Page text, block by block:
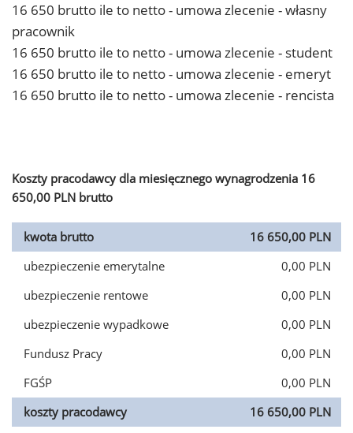
16 650 brutto ile to netto - umowa zlecenie - własny
pracownik
16 650 brutto ile to netto - umowa zlecenie - student
16 650 brutto ile to netto - umowa zlecenie - emeryt
16 650 brutto ile to netto - umowa zlecenie - rencista
Koszty pracodawcy dla miesięcznego wynagrodzenia 16
650,00 PLN brutto
kwota brutto
16 650,00 PLN
ubezpieczenie emerytalne
0,00 PLN
ubezpieczenie rentowe
0,00 PLN
ubezpieczenie wypadkowe
0,00 PLN
Fundusz Pracy
0,00 PLN
FGŚP
0,00 PLN
koszty pracodawcy
16 650,00 PLN